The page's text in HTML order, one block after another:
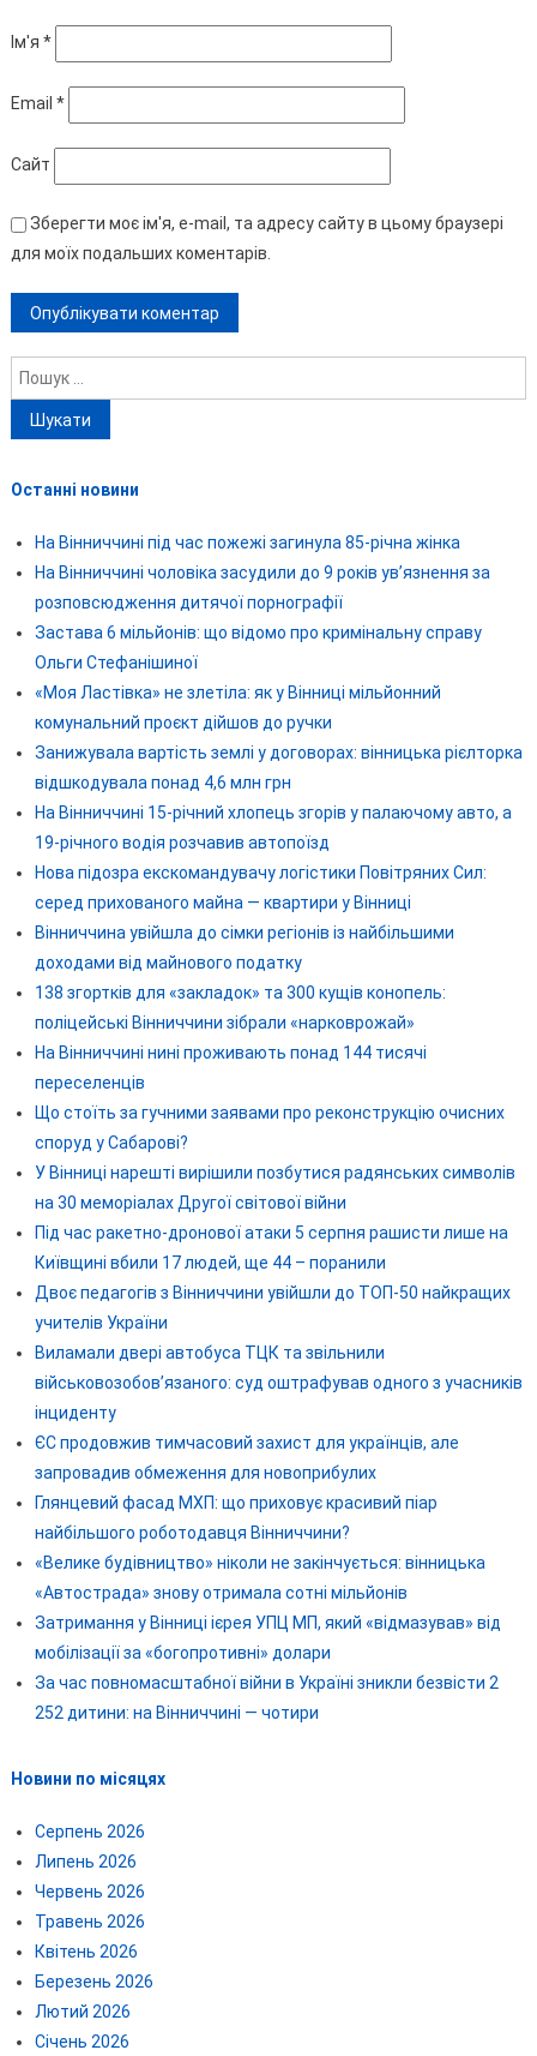
Ім'я *
Email *
Сайт
Зберегти моє ім'я, e-mail, та адресу сайту в цьому браузері
для моїх подальших коментарів.
Пошук:
Останні новини
На Вінниччині під час пожежі загинула 85-річна жінка
На Вінниччині чоловіка засудили до 9 років ув’язнення за
розповсюдження дитячої порнографії
Застава 6 мільйонів: що відомо про кримінальну справу
Ольги Стефанішиної
«Моя Ластівка» не злетіла: як у Вінниці мільйонний
комунальний проєкт дійшов до ручки
Занижувала вартість землі у договорах: вінницька рієлторка
відшкодувала понад 4,6 млн грн
На Вінниччині 15-річний хлопець згорів у палаючому авто, а
19-річного водія розчавив автопоїзд
Нова підозра екскомандувачу логістики Повітряних Сил:
серед прихованого майна — квартири у Вінниці
Вінниччина увійшла до сімки регіонів із найбільшими
доходами від майнового податку
138 згортків для «закладок» та 300 кущів конопель:
поліцейські Вінниччини зібрали «нарковрожай»
На Вінниччині нині проживають понад 144 тисячі
переселенців
Що стоїть за гучними заявами про реконструкцію очисних
споруд у Сабарові?
У Вінниці нарешті вирішили позбутися радянських символів
на 30 меморіалах Другої світової війни
Під час ракетно-дронової атаки 5 серпня рашисти лише на
Київщині вбили 17 людей, ще 44 – поранили
Двоє педагогів з Вінниччини увійшли до ТОП-50 найкращих
учителів України
Виламали двері автобуса ТЦК та звільнили
військовозобов’язаного: суд оштрафував одного з учасників
інциденту
ЄС продовжив тимчасовий захист для українців, але
запровадив обмеження для новоприбулих
Глянцевий фасад МХП: що приховує красивий піар
найбільшого роботодавця Вінниччини?
«Велике будівництво» ніколи не закінчується: вінницька
«Автострада» знову отримала сотні мільйонів
Затримання у Вінниці ієрея УПЦ МП, який «відмазував» від
мобілізації за «богопротивні» долари
За час повномасштабної війни в Україні зникли безвісти 2
252 дитини: на Вінниччині — чотири
Новини по місяцях
Серпень 2026
Липень 2026
Червень 2026
Травень 2026
Квітень 2026
Березень 2026
Лютий 2026
Січень 2026